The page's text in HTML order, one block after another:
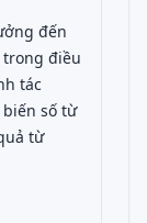
đến
trong điều
tác
số từ
từ